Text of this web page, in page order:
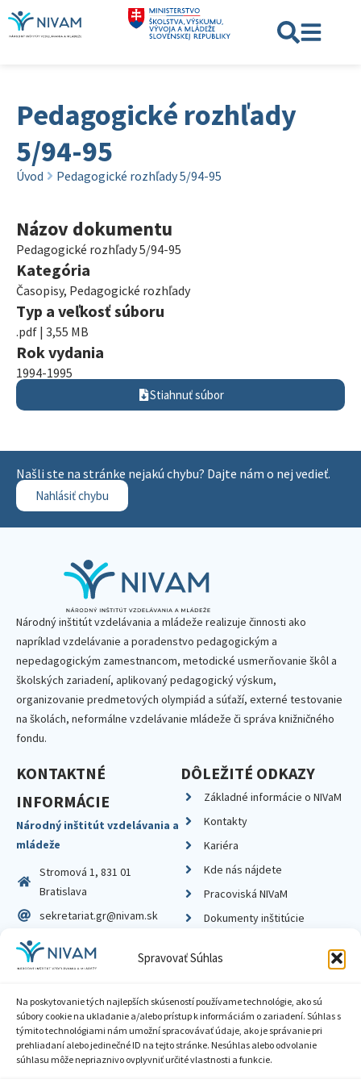
Spravovať Súhlas
Na poskytovanie tých najlepších skúseností používame technológie, ako sú
súbory cookie na ukladanie a/alebo prístup k informáciám o zariadení. Súhlas s
týmito technológiami nám umožní spracovávať údaje, ako je správanie pri
prehliadaní alebo jedinečné ID na tejto stránke. Nesúhlas alebo odvolanie
súhlasu môže nepriaznivo ovplyvniť určité vlastnosti a funkcie.
Pedagogické rozhľady
5/94-95
Úvod Pedagogické rozhľady 5/94-95
Názov dokumentu
Pedagogické rozhľady 5/94-95
Kategória
Časopisy, Pedagogické rozhľady
Typ a veľkosť súboru
.pdf | 3,55 MB
Rok vydania
1994-1995
Stiahnuť súbor
Našli ste na stránke nejakú chybu? Dajte nám o nej vedieť.
Nahlásiť chybu
Národný inštitút vzdelávania a mládeže realizuje činnosti ako
napríklad vzdelávanie a poradenstvo pedagogickým a
nepedagogickým zamestnancom, metodické usmerňovanie škôl a
školských zariadení, aplikovaný pedagogický výskum,
organizovanie predmetových olympiád a súťaží, externé testovanie
na školách, neformálne vzdelávanie mládeže či správa knižničného
fondu.
KONTAKTNÉ
INFORMÁCIE
Národný inštitút vzdelávania a
mládeže
Stromová 1, 831 01
Bratislava
sekretariat.gr@nivam.sk
IČO: 00164348
DIČ: 2020798714
DÔLEŽITÉ ODKAZY
Základné informácie o NIVaM
Kontakty
Kariéra
Kde nás nájdete
Pracoviská NIVaM
Dokumenty inštitúcie
Zásady ochrany súkromia